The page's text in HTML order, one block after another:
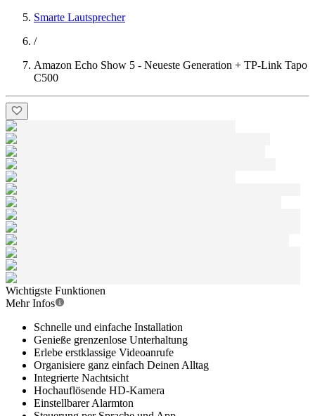
Smarte Lautsprecher
/
Amazon Echo Show 5 - Neueste Generation + TP-Link Tapo
C500
Wichtigste Funktionen
Mehr Infos
Schnelle und einfache Installation
Genieße grenzenlose Unterhaltung
Erlebe erstklassige Videoanrufe
Organisiere ganz einfach Deinen Alltag
Integrierte Nachtsicht
Hochauflösende HD-Kamera
Einstellbarer Alarmton